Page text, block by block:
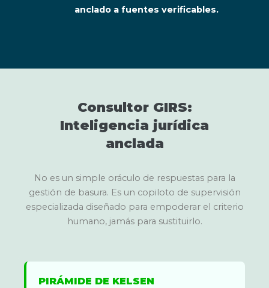
anclado a fuentes verificables.
Consultor GIRS:
Inteligencia jurídica
anclada
No es un simple oráculo de respuestas para la
gestión de basura. Es un copiloto de supervisión
especializada diseñado para empoderar el criterio
humano, jamás para sustituirlo.
PIRÁMIDE DE KELSEN